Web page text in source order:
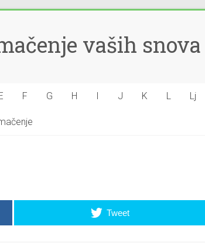
vaših snova
F G H I J K L Lj
Tweet